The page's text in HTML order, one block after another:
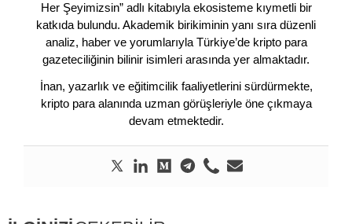
Her Şeyimizsin” adlı kitabıyla ekosisteme kıymetli bir
katkıda bulundu. Akademik birikiminin yanı sıra düzenli
analiz, haber ve yorumlarıyla Türkiye’de kripto para
gazeteciliğinin bilinir isimleri arasında yer almaktadır.
İnan, yazarlık ve eğitimcilik faaliyetlerini sürdürmekte,
kripto para alanında uzman görüşleriyle öne çıkmaya
devam etmektedir.